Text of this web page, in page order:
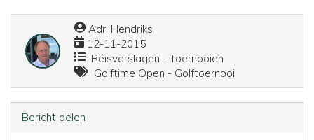
Adri Hendriks
12-11-2015
Reisverslagen - Toernooien
Golftime Open - Golftoernooi
Bericht delen